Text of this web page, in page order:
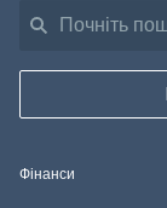
Фінанси